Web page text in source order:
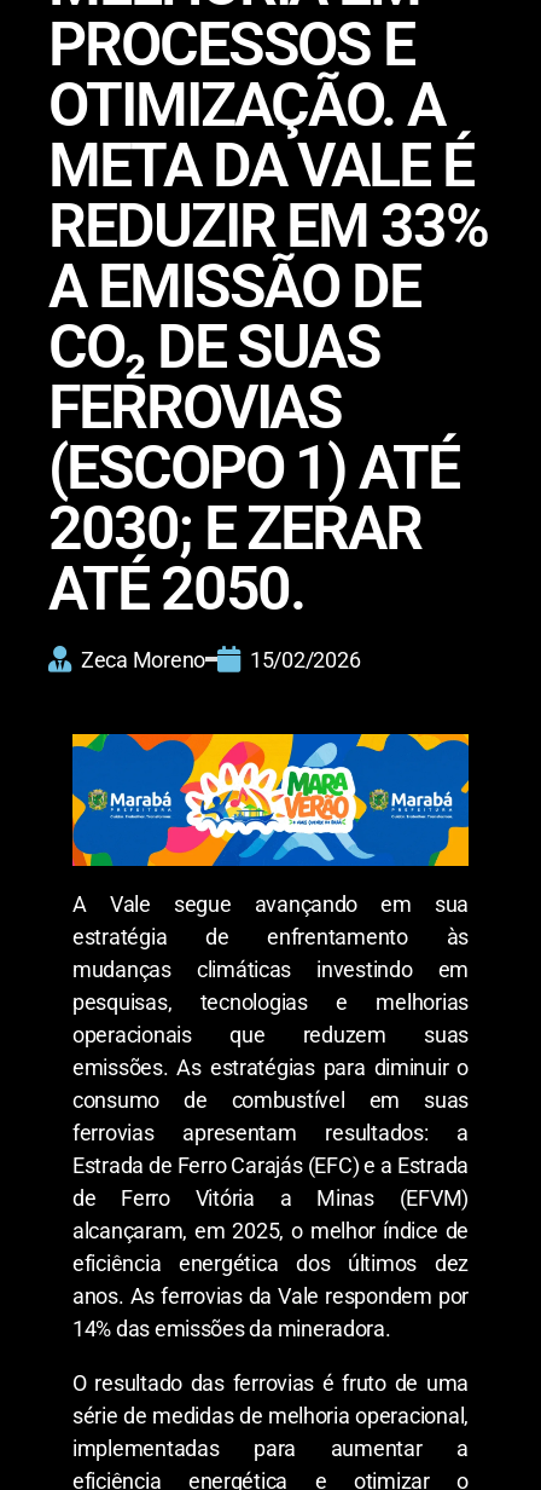
PROCESSOS E
OTIMIZAÇÃO. A
META DA VALE É
REDUZIR EM 33%
A EMISSÃO DE
CO₂ DE SUAS
FERROVIAS
(ESCOPO 1) ATÉ
2030; E ZERAR
ATÉ 2050.
Zeca Moreno 15/02/2026
A Vale segue avançando em sua
estratégia de enfrentamento às
mudanças climáticas investindo em
pesquisas, tecnologias e melhorias
operacionais que reduzem suas
emissões. As estratégias para diminuir o
consumo de combustível em suas
ferrovias apresentam resultados: a
Estrada de Ferro Carajás (EFC) e a Estrada
de Ferro Vitória a Minas (EFVM)
alcançaram, em 2025, o melhor índice de
eficiência energética dos últimos dez
anos. As ferrovias da Vale respondem por
14% das emissões da mineradora.
O resultado das ferrovias é fruto de uma
série de medidas de melhoria operacional,
implementadas para aumentar a
eficiência energética e otimizar o